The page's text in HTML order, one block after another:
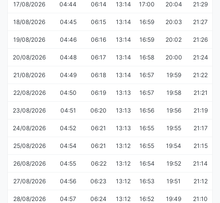
17/08/2026 04:44 06:14 13:14 17:00 20:04 21:29
18/08/2026 04:45 06:15 13:14 16:59 20:03 21:27
19/08/2026 04:46 06:16 13:14 16:59 20:02 21:26
20/08/2026 04:48 06:17 13:14 16:58 20:00 21:24
21/08/2026 04:49 06:18 13:14 16:57 19:59 21:22
22/08/2026 04:50 06:19 13:13 16:57 19:58 21:21
23/08/2026 04:51 06:20 13:13 16:56 19:56 21:19
24/08/2026 04:52 06:21 13:13 16:55 19:55 21:17
25/08/2026 04:54 06:21 13:12 16:55 19:54 21:15
26/08/2026 04:55 06:22 13:12 16:54 19:52 21:14
27/08/2026 04:56 06:23 13:12 16:53 19:51 21:12
28/08/2026 04:57 06:24 13:12 16:52 19:49 21:10